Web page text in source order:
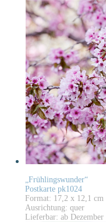
„Frühlingswunder“
Postkarte pk1024
Format: 17,2 x 12,1 cm
Ausrichtung: quer
Lieferbar: ab Dezember